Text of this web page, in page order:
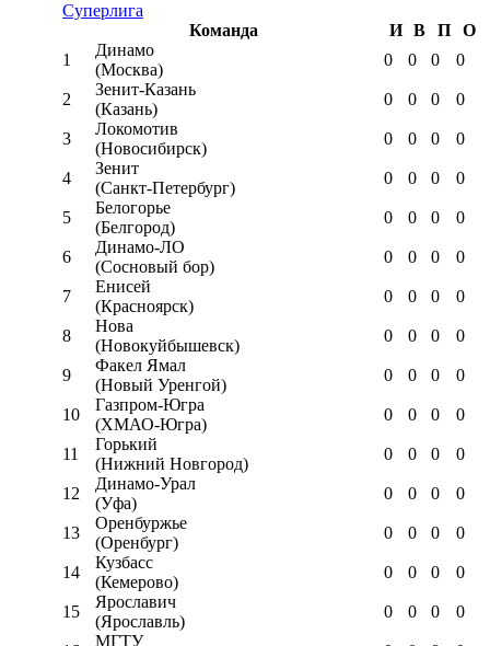
Суперлига
Команда
И В П
О
1
Динамо
(Москва)
0 0 0 0
2
Зенит-Казань
(Казань)
0 0 0 0
3
Локомотив
(Новосибирск)
0 0 0 0
4
Зенит
(Санкт-Петербург)
0 0 0 0
5
Белогорье
(Белгород)
0 0 0 0
6
Динамо-ЛО
(Сосновый бор)
0 0 0 0
7
Енисей
(Красноярск)
0 0 0 0
8
Нова
(Новокуйбышевск)
0 0 0 0
9
Факел Ямал
(Новый Уренгой)
0 0 0 0
10
Газпром-Югра
(ХМАО-Югра)
0 0 0 0
11
Горький
(Нижний Новгород)
0 0 0 0
12
Динамо-Урал
(Уфа)
0 0 0 0
13
Оренбуржье
(Оренбург)
0 0 0 0
14
Кузбасс
(Кемерово)
0 0 0 0
15
Ярославич
(Ярославль)
0 0 0 0
МГТУ